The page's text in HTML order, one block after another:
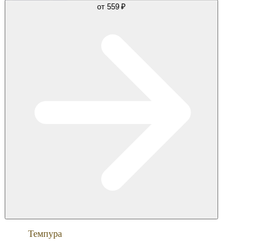
от 559 ₽
Темпура